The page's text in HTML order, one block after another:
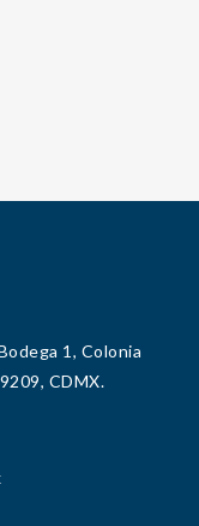
1, Colonia
CDMX.